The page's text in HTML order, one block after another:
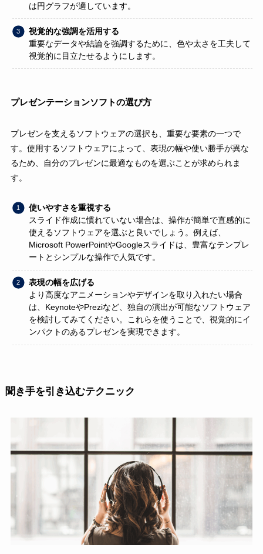
は円グラフが適しています。
視覚的な強調を活用する
重要なデータや結論を強調するために、色や太さを工夫して
視覚的に目立たせるようにします。
プレゼンテーションソフトの選び方
プレゼンを支えるソフトウェアの選択も、重要な要素の一つで
す。使用するソフトウェアによって、表現の幅や使い勝手が異な
るため、自分のプレゼンに最適なものを選ぶことが求められま
す。
使いやすさを重視する
スライド作成に慣れていない場合は、操作が簡単で直感的に
使えるソフトウェアを選ぶと良いでしょう。例えば、
Microsoft PowerPointやGoogleスライドは、豊富なテンプレ
ートとシンプルな操作で人気です。
表現の幅を広げる
より高度なアニメーションやデザインを取り入れたい場合
は、KeynoteやPreziなど、独自の演出が可能なソフトウェア
を検討してみてください。これらを使うことで、視覚的にイ
ンパクトのあるプレゼンを実現できます。
聞き手を引き込むテクニック